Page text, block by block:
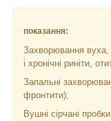
показання:
Захворювання вуха,
і хронічні риніти,
Запальні
фронтити);
Вушні сірчані